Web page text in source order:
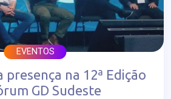
EVENTOS
presença na 12ª Edição
GD Sudeste